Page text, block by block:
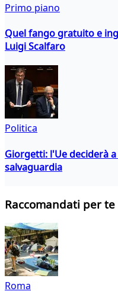
Primo piano
Quel fango gratuito e
Luigi Scalfaro
Politica
Giorgetti: l'Ue deciderà
salvaguardia
Raccomandati per te
Roma